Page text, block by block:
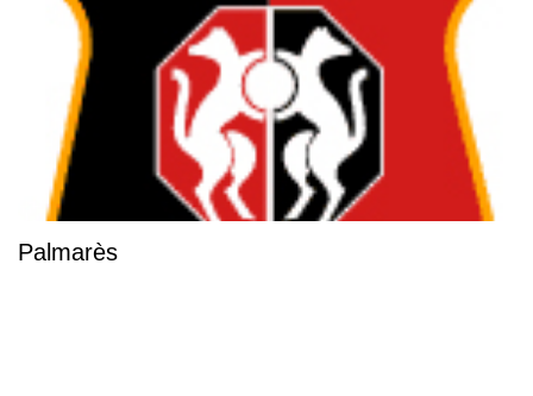
Palmarès